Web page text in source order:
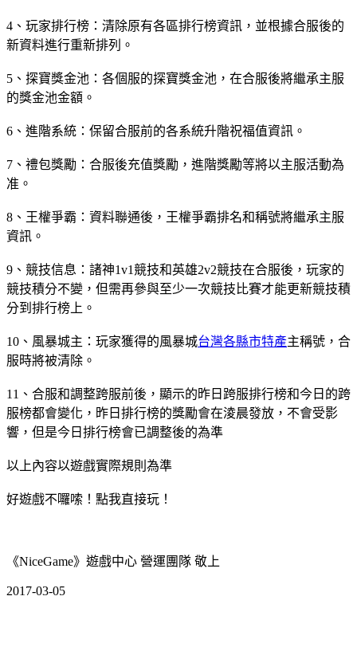
4、玩家排行榜：清除原有各區排行榜資訊，並根據合服後的
新資料進行重新排列。
5、探寶獎金池：各個服的探寶獎金池，在合服後將繼承主服
的獎金池金額。
6、進階系統：保留合服前的各系統升階祝福值資訊。
7、禮包獎勵：合服後充值獎勵，進階獎勵等將以主服活動為
准。
8、王權爭霸：資料聯通後，王權爭霸排名和稱號將繼承主服
資訊。
9、競技信息：諸神1v1競技和英雄2v2競技在合服後，玩家的
競技積分不變，但需再參與至少一次競技比賽才能更新競技積
分到排行榜上。
10、風暴城主：玩家獲得的風暴城台灣各縣市特產主稱號，合
服時將被清除。
11、合服和調整跨服前後，顯示的昨日跨服排行榜和今日的跨
服榜都會變化，昨日排行榜的獎勵會在淩晨發放，不會受影
響，但是今日排行榜會已調整後的為準
以上內容以遊戲實際規則為準
好遊戲不囉嗦！點我直接玩！
《NiceGame》遊戲中心 營運團隊 敬上
2017-03-05